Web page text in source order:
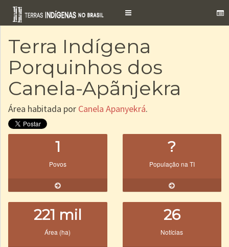
Toggle
Terra Indígena
Porquinhos dos
Canela-Apãnjekra
Área habitada por Canela Apanyekrá.
1
Povos
?
População na TI
221 mil
Área (ha)
26
Notícias